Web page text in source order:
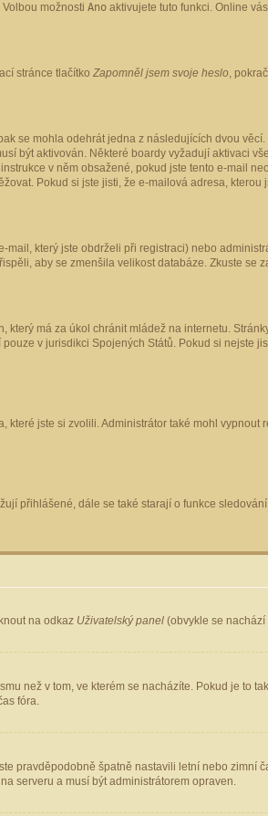
Volbou možnosti Ano aktivujete tuto funkci. Online
stránce tlačítko Zapomněl jsem svoje heslo,
se mohla odehrát jedna z následujících dvou
být aktivován. Některé boardy vyžadují aktivaci
v něm obsažené, pokud jste tento e-mail
Pokud si jste jisti, že e-mailová adresa,
který jste obdrželi při registraci) nebo
aby se zmenšila velikost databáze. Zkuste se
má za úkol chránit mládež na internetu.
v jurisdikci Spojených Států. Pokud si
jste si zvolili. Administrátor také mohl
přihlášené, dále se také starají o funkce
na odkaz Uživatelský panel (obvykle se
než v tom, ve kterém se nacházíte. Pokud je to
fóra.
pravděpodobně špatně nastavili letní nebo zimní
serveru a musí být administrátorem opraven.